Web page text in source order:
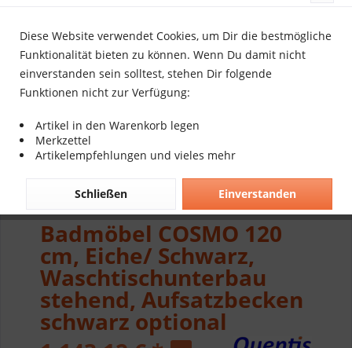
Badmöbel COSMO 120
cm, Eiche/ Schwarz,
Waschtischunterbau
stehend, Aufsatzbecken
schwarz optional
Diese Website verwendet Cookies, um Dir die bestmögliche
Funktionalität bieten zu können. Wenn Du damit nicht
einverstanden sein solltest, stehen Dir folgende
Funktionen nicht zur Verfügung:
Artikel in den Warenkorb legen
Merkzettel
Artikelempfehlungen und vieles mehr
Einverstanden
Schließen